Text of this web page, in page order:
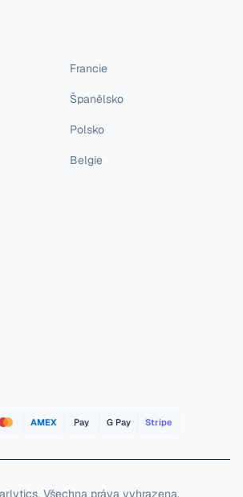
Francie
Španělsko
Polsko
Belgie
AMEX Pay G Pay Stripe
. Všechna práva vyhrazena.